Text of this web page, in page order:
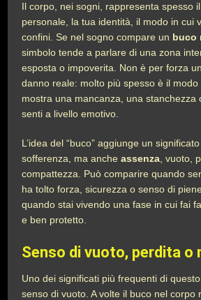
Il corpo, nei sogni, rappresenta spesso
personale, la tua identità, il modo in cui
confini. Se nel sogno compare un buco
simbolo tende a parlare di una zona
esposta o impoverita. Non è per forza
danno reale: molto più spesso è il
mostra una mancanza, una stanchezza
senti a livello emotivo.
L’idea del “buco” aggiunge un
sofferenza, ma ancheassenza , vuoto,
compattezza. Può comparire quando
ha tolto forza, sicurezza o senso di
quando stai vivendo una fase in cui fai
e ben protetto.
Senso di vuoto, perdita o
Uno dei significati più frequenti di
senso di vuoto. A volte il buco nel corpo